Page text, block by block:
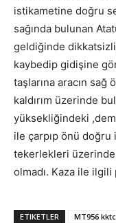
istikametine doğru
sağında bulunan
geldiğinde
kaybedip gidişine
taşlarına aracın sağ
kaldırım üzerinde
yüksekliğindeki
ile çarpıp önü
tekerlekleri üzerinde
olmadı. Kaza ile
ETIKETLER MT956 kktc